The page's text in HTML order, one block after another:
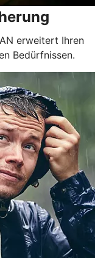
erweitert Ihren
Bedürfnissen.